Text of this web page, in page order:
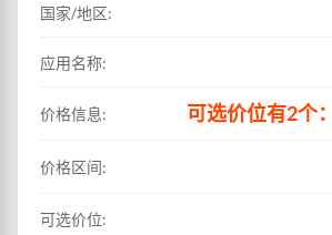
国家/地区:
应用名称:
价格信息: 可选价位有2个
价格区间:
可选价位: